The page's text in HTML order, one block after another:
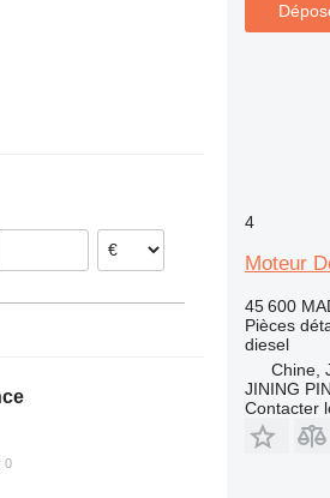
4
Moteur
45 600
Pièces
diesel
Chine,
JINING
Contacter